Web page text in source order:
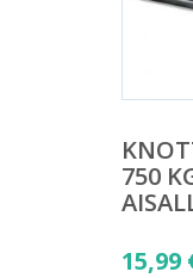
750
15,99